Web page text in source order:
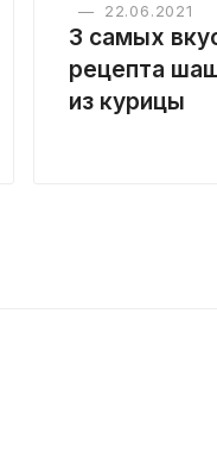
—
22.06.2021
3 cамых
рецепта
из курицы